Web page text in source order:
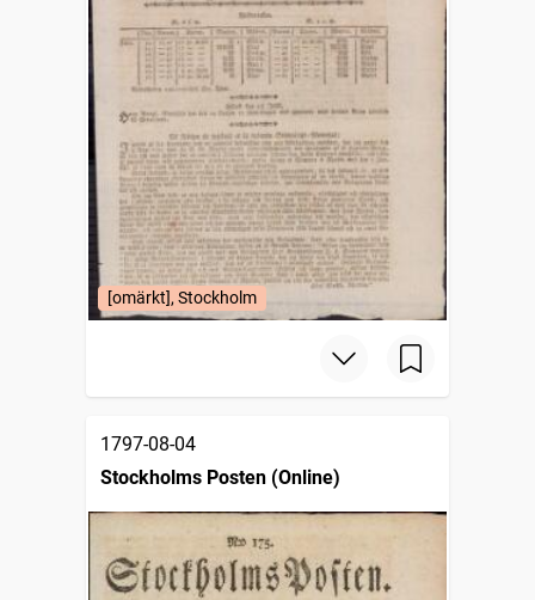
[omärkt], Stockholm
1797-08-04
Stockholms Posten (Online)